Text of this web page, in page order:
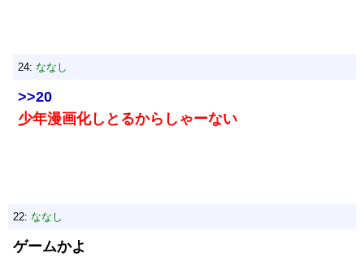
24: ななし
>>20
少年漫画化しとるからしゃーない
22: ななし
ゲームかよ